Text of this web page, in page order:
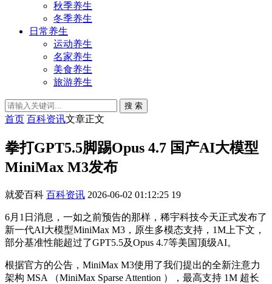
秋季养生
冬季养生
日常养生
运动养生
名家养生
美食养生
旅游养生
搜 索
首页 百科资讯文章正文
拳打GPT5.5脚踢Opus 4.7 国产AI大模型
MiniMax M3发布
就爱百科 百科资讯 2026-06-02 01:12:25 19
6月1日消息，一如之前预告的那样，稀宇科技今天正式发布了
新一代AI大模型MiniMax M3，原生多模态支持，1M上下文，
部分基准性能超过了GPT5.5及Opus 4.7等美国顶级AI。
根据官方的公告，MiniMax M3使用了我们提出的全新注意力
架构 MSA （MiniMax Sparse Attention ），最高支持 1M 超长